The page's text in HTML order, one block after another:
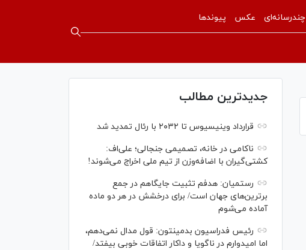
چندرسانه‌ای عکس پیوندها
جدیدترین مطالب
قرارداد وینیسیوس تا ۲۰۳۲ با رئال‌ تمدید شد
ناکامی در خانه، تصمیمی جنجالی؛ علی‌اف:
کشتی‌گیران با اضافه‌وزن از تیم ملی اخراج می‌شوند!
رستمیان: هدفم تثبیت جایگاهم در جمع
برترین‌های جهان است/ برای درخشش در هر دو ماده
آماده می‌شوم
رئیس فدراسیون بدمینتون: قول مدال نمی‌دهم،
اما امیدوارم در ناگویا و داکار اتفاقات خوبی بیفتد/